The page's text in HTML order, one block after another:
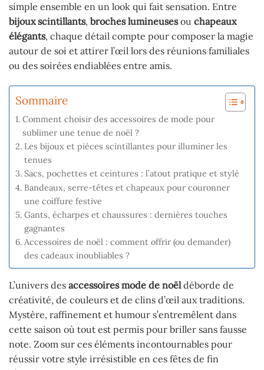
simple ensemble en un look qui fait sensation. Entre
bijoux scintillants, broches lumineusesou chapeaux
élégants, chaque détail compte pour composer la magie
autour de soi et attirer l’œil lors des réunions familiales
ou des soirées endiablées entre amis.
Sommaire
Comment choisir des accessoires de mode pour
sublimer une tenue de noël ?
Les bijoux et pièces scintillantes pour illuminer les
tenues
Sacs, pochettes et ceintures : l’atout pratique et stylé
Bandeaux, serre-têtes et chapeaux pour couronner
une coiffure festive
Gants, écharpes et chaussures : dernières touches
gagnantes
Accessoires de noël : comment offrir (ou demander)
des cadeaux inoubliables ?
L’univers des accessoires mode de noëldéborde de
créativité, de couleurs et de clins d’œil aux traditions.
Mystère, raffinement et humour s’entremêlent dans
cette saison où tout est permis pour briller sans fausse
note. Zoom sur ces éléments incontournables pour
réussir votre style irrésistible en ces fêtes de fin